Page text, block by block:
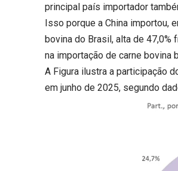
principal país importador
Isso porque a China importou,
bovina do Brasil, alta de 47,0%
na importação de carne bovina
A Figura ilustra a participação
em junho de 2025, segundo